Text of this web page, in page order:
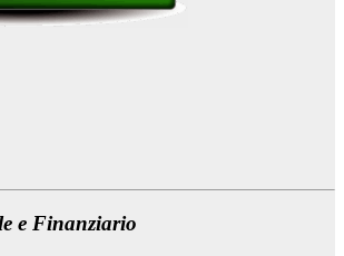
e Finanziario